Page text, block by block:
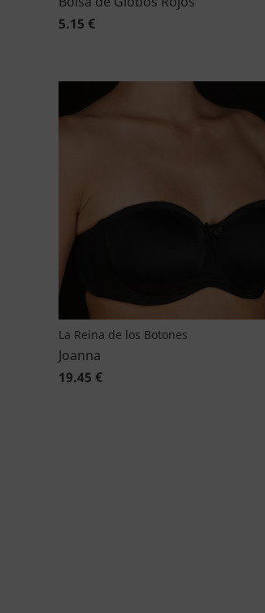
5.15 €
La Reina de los Botones
Joanna
19.45 €